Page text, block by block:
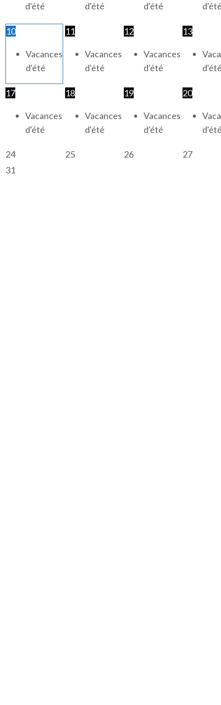
d'été
d'été
d'été
10
Vacances
d'été
11
Vacances
d'été
12
Vacances
d'été
13
17
Vacances
d'été
18
Vacances
d'été
19
Vacances
d'été
20
24 25 26
27
31